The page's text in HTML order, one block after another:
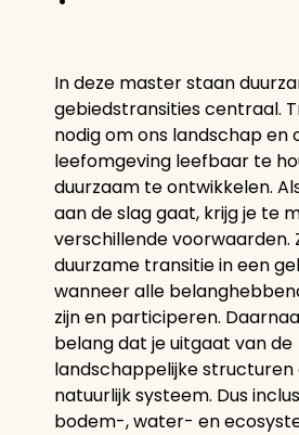
In deze master staan
gebiedstransities centraal.
nodig om ons landschap en
leefomgeving leefbaar te
duurzaam te ontwikkelen.
aan de slag gaat, krijg je te
verschillende voorwaarden.
duurzame transitie in een
wanneer alle
zijn en participeren.
belang dat je uitgaat van de
landschappelijke structuren
natuurlijk systeem. Dus
bodem-, water- en